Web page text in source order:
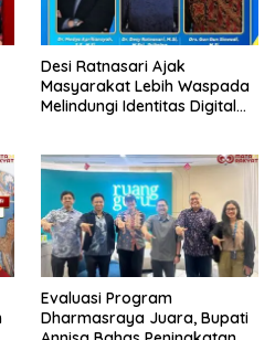
Desi Ratnasari Ajak
Masyarakat Lebih Waspada
Melindungi Identitas Digital
Evaluasi Program
Dharmasraya Juara, Bupati